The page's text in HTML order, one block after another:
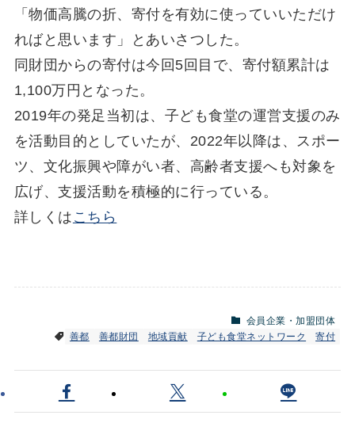
「物価高騰の折、寄付を有効に使っていいただけ
ればと思います」とあいさつした。
同財団からの寄付は今回5回目で、寄付額累計は
1,100万円となった。
2019年の発足当初は、子ども食堂の運営支援のみ
を活動目的としていたが、2022年以降は、スポー
ツ、文化振興や障がい者、高齢者支援へも対象を
広げ、支援活動を積極的に行っている。
詳しくは こちら
会員企業・加盟団体
善都
善都財団 地域貢献 子ども食堂ネットワーク 寄付